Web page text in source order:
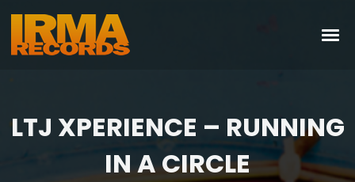
LTJ XPERIENCE – RUNNING
IN A CIRCLE